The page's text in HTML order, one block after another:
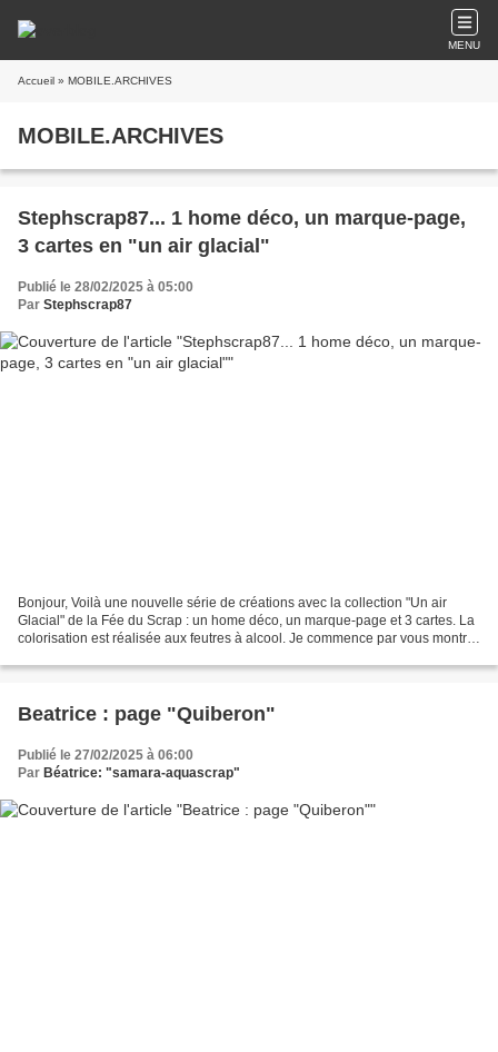
MENU
Accueil » MOBILE.ARCHIVES
MOBILE.ARCHIVES
Stephscrap87... 1 home déco, un marque-page,
3 cartes en "un air glacial"
Publié le 28/02/2025 à 05:00
Par Stephscrap87
Bonjour, Voilà une nouvelle série de créations avec la collection "Un air
Glacial" de la Fée du Scrap : un home déco, un marque-page et 3 cartes. La
colorisation est réalisée aux feutres à alcool. Je commence par vous montrer
Beatrice : page "Quiberon"
Publié le 27/02/2025 à 06:00
Par Béatrice: "samara-aquascrap"